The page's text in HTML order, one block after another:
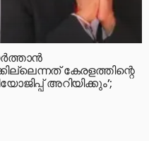
കേരളത്തിന്റെ
അറിയിക്കും’;